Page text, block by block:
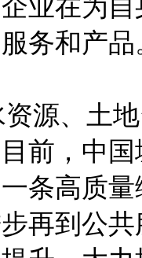
务和产
源、土
前，中
条高质
再到公